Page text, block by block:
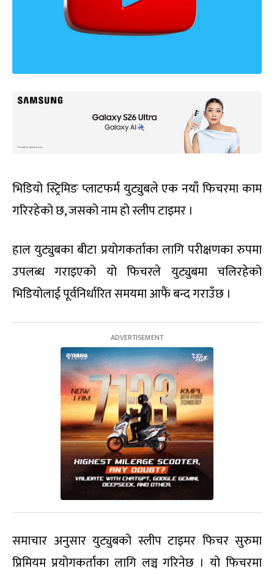
भिडियो स्ट्रिमिङ प्लाटफर्म युट्युबले एक नयाँ फिचरमा काम
गरिरहेको छ, जसको नाम हो स्लीप टाइमर ।
हाल युट्युबका बीटा प्रयोगकर्ताका लागि परीक्षणका रुपमा
उपलब्ध गराइएको यो फिचरले युट्युबमा चलिरहेको
भिडियोलाई पूर्वनिर्धारित समयमा आफैं बन्द गराउँछ ।
समाचार अनुसार युट्युबको स्लीप टाइमर फिचर सुरुमा
प्रिमियम प्रयोगकर्ताका लागि लञ्च गरिनेछ । यो फिचरमा